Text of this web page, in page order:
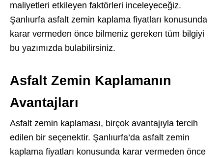
maliyetleri etkileyen faktörleri inceleyeceğiz.
Şanlıurfa asfalt zemin kaplama fiyatları konusunda
karar vermeden önce bilmeniz gereken tüm bilgiyi
bu yazımızda bulabilirsiniz.
Asfalt Zemin Kaplamanın
Avantajları
Asfalt zemin kaplaması, birçok avantajıyla tercih
edilen bir seçenektir. Şanlıurfa’da asfalt zemin
kaplama fiyatları konusunda karar vermeden önce